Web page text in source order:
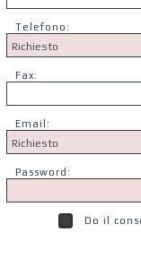
Telefono:
Fax:
Email:
Password:
Do il